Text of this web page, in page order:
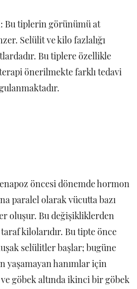
Bu tiplerin görünümü at
Selülit ve kilo fazlalığı
Bu tiplere özellikle
önerilmekte farklı tedavi
öncesi dönemde hormon
paralel olarak vücutta bazı
oluşur. Bu değişikliklerden
kilolarıdır. Bu tipte önce
selülitler başlar; bugüne
yaşamayan hanımlar için
ve göbek altında ikinci bir göbek